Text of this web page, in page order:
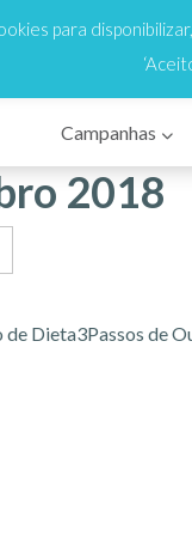
808 200 333
Campanhas
2018
de Dieta3Passos de
para